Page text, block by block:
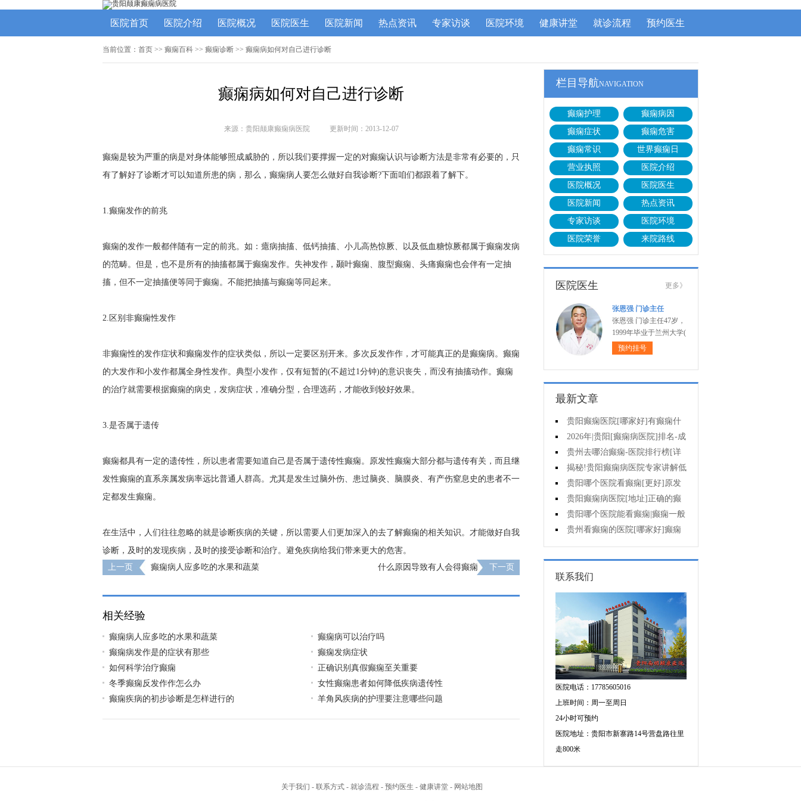
医院首页 医院介绍 医院概况 医院医生 医院新闻 热点资讯 专家访谈 医院环境 健康讲堂 就诊流程 预约医生
当前位置： 首页 >> 癫痫百科 >> 癫痫诊断 >> 癫痫病如何对自己进行诊断
癫痫病如何对自己进行诊断
来源：贵阳颠康癫痫病医院 更新时间：2013-12-07
癫痫是较为严重的病是对身体能够照成威胁的，所以我们要撑握一定的对癫痫认识与诊断方法是非常有必要的，只
有了解好了诊断才可以知道所患的病，那么，癫痫病人要怎么做好自我诊断?下面咱们都跟着了解下。
1.癫痫发作的前兆
癫痫的发作一般都伴随有一定的前兆。如：癔病抽搐、低钙抽搐、小儿高热惊厥、以及低血糖惊厥都属于癫痫发病
的范畴。但是，也不是所有的抽搐都属于癫痫发作。失神发作，颞叶癫痫、腹型癫痫、头痛癫痫也会伴有一定抽
搐，但不一定抽搐便等同于癫痫。不能把抽搐与癫痫等同起来。
2.区别非癫痫性发作
非癫痫性的发作症状和癫痫发作的症状类似，所以一定要区别开来。多次反发作作，才可能真正的是癫痫病。癫痫
的大发作和小发作都属全身性发作。典型小发作，仅有短暂的(不超过1分钟)的意识丧失，而没有抽搐动作。癫痫
的治疗就需要根据癫痫的病史，发病症状，准确分型，合理选药，才能收到较好效果。
3.是否属于遗传
癫痫都具有一定的遗传性，所以患者需要知道自己是否属于遗传性癫痫。原发性癫痫大部分都与遗传有关，而且继
发性癫痫的直系亲属发病率远比普通人群高。尤其是发生过脑外伤、患过脑炎、脑膜炎、有产伤窒息史的患者不一
定都发生癫痫。
在生活中，人们往往忽略的就是诊断疾病的关键，所以需要人们更加深入的去了解癫痫的相关知识。才能做好自我
诊断，及时的发现疾病，及时的接受诊断和治疗。避免疾病给我们带来更大的危害。
上一页
癫痫病人应多吃的水果和蔬菜 什么原因导致有人会得癫痫 下一页
相关经验
癫痫病人应多吃的水果和蔬菜
癫痫病可以治疗吗
癫痫病发作是的症状有那些
癫痫发病症状
如何科学治疗癫痫
正确识别真假癫痫至关重要
冬季癫痫反发作作怎么办
女性癫痫患者如何降低疾病遗传性
癫痫疾病的初步诊断是怎样进行的
羊角风疾病的护理要注意哪些问题
栏目导航NAVIGATION
癫痫护理
癫痫病因
癫痫症状
癫痫危害
癫痫常识
世界癫痫日
营业执照
医院介绍
医院概况
医院医生
医院新闻
热点资讯
专家访谈
医院环境
医院荣誉
来院路线
医院医生 更多》
张恩强 门诊主任
张恩强 门诊主任47岁，
1999年毕业于兰州大学(
预约挂号
最新文章
贵阳癫痫医院[哪家好]有癫痫什
么不能吃什么药?
2026年|贵阳[癫痫病医院]排名-成
人癫痫急救措施护理
贵州去哪治癫痫-医院排行榜[详
细排名]癫痫病人可以吃什么食物?
揭秘!贵阳癫痫病医院专家讲解低
血糖会抽搐吗?
贵阳哪个医院看癫痫[更好]原发
性母猪疯能治好吗?
贵阳癫痫病医院[地址]正确的癫
痫护理是什么?
贵阳哪个医院能看癫痫|癫痫一般
会出现哪些症状?
贵州看癫痫的医院[哪家好]癫痫
的成因有哪些?
联系我们
医院电话：17785605016
上班时间：周一至周日
24小时可预约
医院地址：贵阳市新寨路14号营盘路往里
走800米
关于我们 - 联系方式 - 就诊流程 - 预约医生 - 健康讲堂 - 网站地图